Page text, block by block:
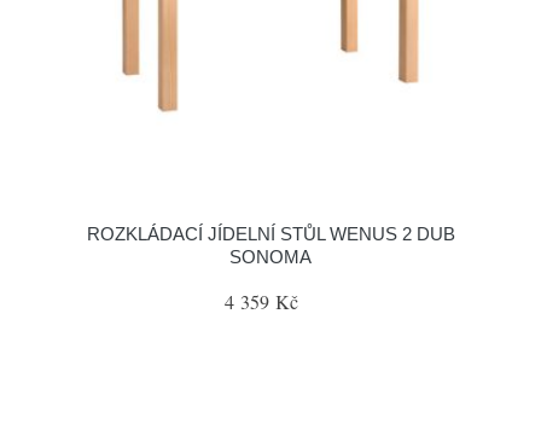
ROZKLÁDACÍ JÍDELNÍ STŮL WENUS 2 DUB
SONOMA
4 359 Kč